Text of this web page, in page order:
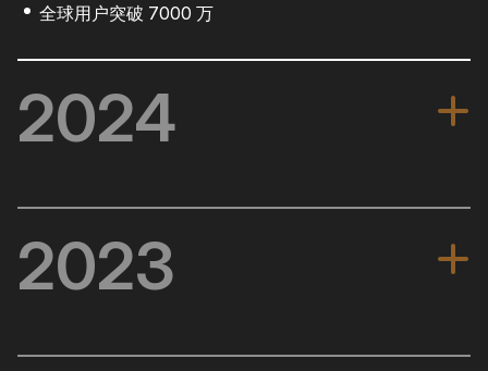
全球用户突破 7000 万
2024
所
推出 Bybit Web3，吸引 1000 万用户加入 Bybit 钱包
2023